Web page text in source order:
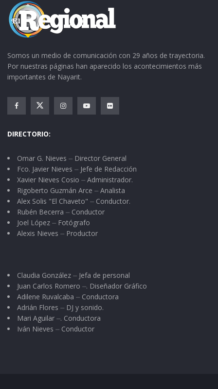
Somos un medio de comunicación con 29 años de trayectoria.
Por nuestras páginas han aparecido los acontecimientos más
importantes de Nayarit.
DIRECTORIO:
Omar G. Nieves ⏤ Director General
Fco. Javier Nieves ⏤ Jefe de Redacción
Xavier Nieves Cosio ⏤ Administrador.
Rigoberto Guzmán Arce ⏤ Analista
Alex Solis "El Chaveto" ⏤ Conductor.
Rubén Becerra ⏤ Conductor
Joel López ⏤ Fotógrafo
Alexis Nieves ⏤ Productor
Claudia González ⏤ Jefa de personal
Juan Carlos Romero ⏤. Diseñador Gráfico
Adilene Ruvalcaba ⏤ Conductora
Adrián Flores ⏤ DJ y sonido.
Mari Aguilar ⏤. Conductora
Iván Nieves ⏤ Conductor